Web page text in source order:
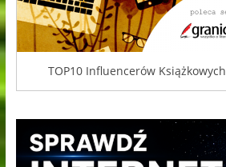
TOP10 Influencerów Książkowych